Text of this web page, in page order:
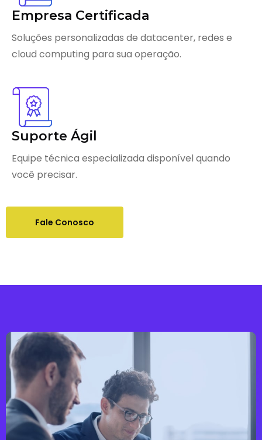
Empresa Certificada
Soluções personalizadas de datacenter, redes e
cloud computing para sua operação.
Suporte Ágil
Equipe técnica especializada disponível quando
você precisar.
Fale Conosco